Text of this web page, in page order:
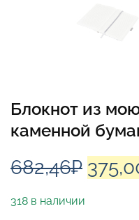
Блокнот из
каменной
682,46₽
318 в наличии